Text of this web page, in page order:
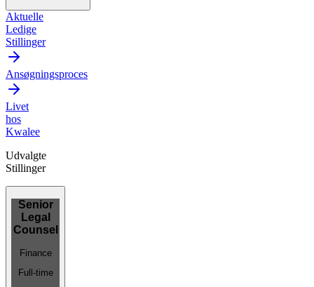
Aktuelle
Ledige
Stillinger
Ansøgningsproces
Livet
hos
Kwalee
Udvalgte
Stillinger
Senior
Legal
Counsel
Finance
Full-time